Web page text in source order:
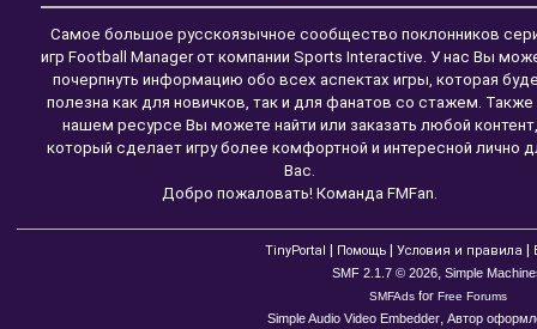
Самое большое русскоязычное сообщество поклонников
игр Football Manager от компании Sports Interactive. У нас Вы
почерпнуть информацию обо всех аспектах игры, которая
полезна как для новичков, так и для фанатов со стажем. Также
нашем ресурсе Вы можете найти или заказать любой контент,
который сделает игру более комфортной и интересной лично
Вас.
Добро пожаловать! Команда FMFan.
TinyPortal Помощь Условия и правила
SMF 2.1.7 © 2026, Simple
SMFAdsfor Free Forums
Simple Audio Video Embedder, Автор